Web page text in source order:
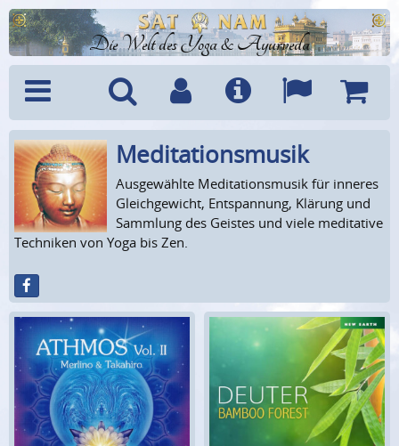
Die Welt des Yoga & Ayurveda
Menü SucheBenutzerkonto
Info Sprachen
Meditations­musik
Ausgewählte Meditationsmusik für inneres
Gleichgewicht, Entspannung, Klärung und
Sammlung des Geistes und viele meditative
Techniken von Yoga bis Zen.